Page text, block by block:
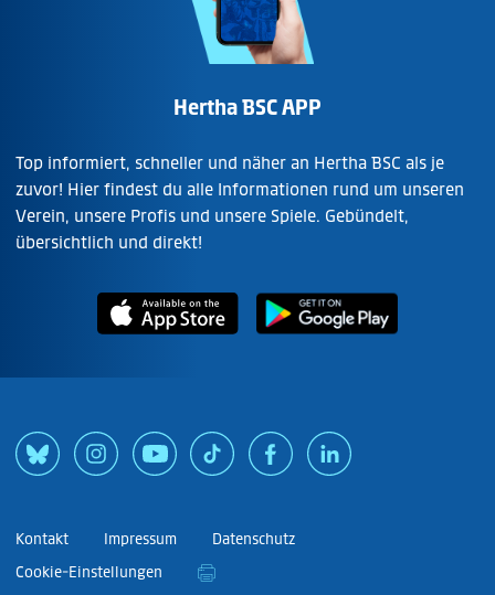
Hertha BSC APP
Top informiert, schneller und näher an Hertha BSC als je
zuvor! Hier findest du alle Informationen rund um unseren
Verein, unsere Profis und unsere Spiele. Gebündelt,
übersichtlich und direkt!
Kontakt Impressum
Datenschutz
Cookie-Einstellungen